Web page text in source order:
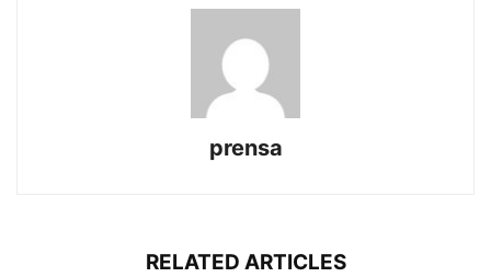
prensa
RELATED ARTICLES